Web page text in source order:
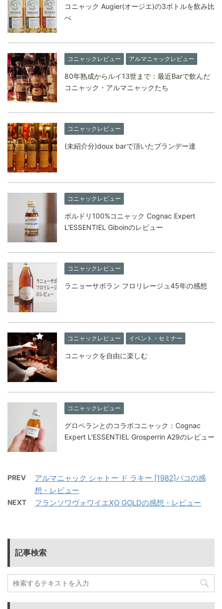
コニャック Augier(オージエ)の3ボトルを飲み比
べ
コニャックレビュー アルマニャックレビュー
80年熟成からルイ13世まで：最近Barで飲んだ
コニャック・アルマニャックたち
コニャックレビュー
(未紹介分)doux barで頂いたブランデー達
コニャックレビュー
ボルドリ100%コニャック Cognac Expert
L'ESSENTIEL Giboinのレビュー
コニャックレビュー
ラニョーサボラン フロリレージュ45年の感想
コニャックレビュー イベント・セミナー
コニャックを自由に楽しむ
コニャックレビュー
グロペランとのコラボコニャック：Cognac
Expert L'ESSENTIEL Grosperrin A29のレビュー
PREV
アルマニャック シャトー ド ラキー [1982]バコの感
想・レビュー
NEXT フランソワヴォワイエXO GOLDの感想・レビュー
記事検索